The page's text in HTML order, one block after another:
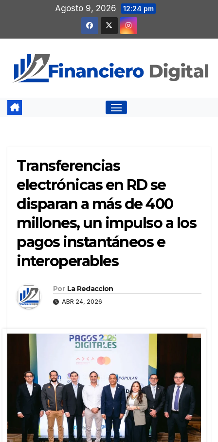
contenido
Agosto 9, 2026 12:24 pm
Transferencias
electrónicas en RD se
disparan a más de 400
millones, un impulso a los
pagos instantáneos e
interoperables
Por La Redaccion
ABR 24, 2026